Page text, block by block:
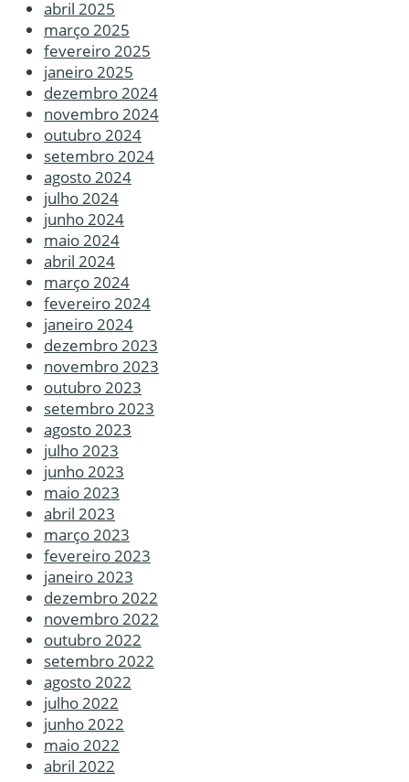
abril 2025
março 2025
fevereiro 2025
janeiro 2025
dezembro 2024
novembro 2024
outubro 2024
setembro 2024
agosto 2024
julho 2024
junho 2024
maio 2024
abril 2024
março 2024
fevereiro 2024
janeiro 2024
dezembro 2023
novembro 2023
outubro 2023
setembro 2023
agosto 2023
julho 2023
junho 2023
maio 2023
abril 2023
março 2023
fevereiro 2023
janeiro 2023
dezembro 2022
novembro 2022
outubro 2022
setembro 2022
agosto 2022
julho 2022
junho 2022
maio 2022
abril 2022